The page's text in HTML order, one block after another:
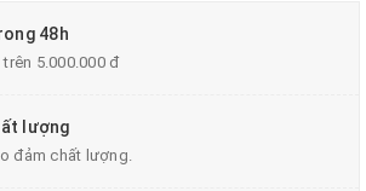
2019 ZALAA đã đưa các dòng Đèn Solar
đó làm góp phần mang những sản phẩm
vào phổ cập trong đời sống cũng như giúp
48h
5.000.000 đ
lượng
đảm chất lượng.